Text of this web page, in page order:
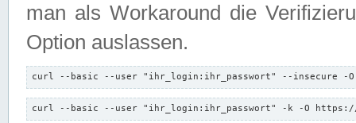
man als Workaround die
Option auslassen.
curl --basic --user "ihr_login:ihr_passwort" --insecure -
curl --basic --user "ihr_login:ihr_passwort" -k -O https://